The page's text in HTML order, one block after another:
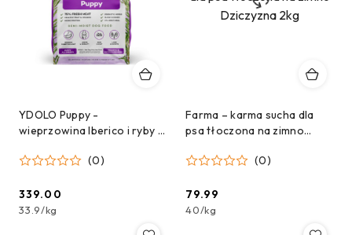
YDOLO Puppy -
wieprzowina Iberico i ryby -
szczeniąt 10kg(0)
Cena:
339.00
33.9/kg
Farma – karma sucha dla
psa tłoczona na zimno
(0)
Cena:
79.99
40/kg